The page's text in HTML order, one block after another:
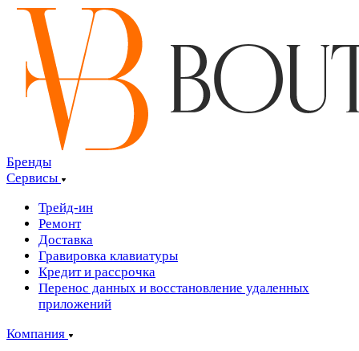
Бренды
Сервисы
Трейд-ин
Ремонт
Доставка
Гравировка клавиатуры
Кредит и рассрочка
Перенос данных и восстановление удаленных
приложений
Компания